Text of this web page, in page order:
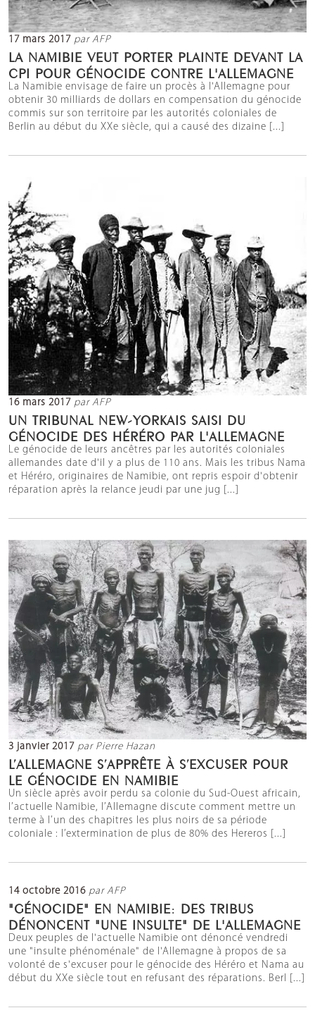
17 mars 2017 par AFP
LA NAMIBIE VEUT PORTER PLAINTE DEVANT LA
CPI POUR GÉNOCIDE CONTRE L'ALLEMAGNE
La Namibie envisage de faire un procès à l'Allemagne pour
obtenir 30 milliards de dollars en compensation du génocide
commis sur son territoire par les autorités coloniales de
Berlin au début du XXe siècle, qui a causé des dizaine [...]
16 mars 2017 par AFP
UN TRIBUNAL NEW-YORKAIS SAISI DU
GÉNOCIDE DES HÉRÉRO PAR L'ALLEMAGNE
Le génocide de leurs ancêtres par les autorités coloniales
allemandes date d'il y a plus de 110 ans. Mais les tribus Nama
et Héréro, originaires de Namibie, ont repris espoir d'obtenir
réparation après la relance jeudi par une jug [...]
3 janvier 2017 par Pierre Hazan
L’ALLEMAGNE S’APPRÊTE À S’EXCUSER POUR
LE GÉNOCIDE EN NAMIBIE
Un siècle après avoir perdu sa colonie du Sud-Ouest africain,
l’actuelle Namibie, l’Allemagne discute comment mettre un
terme à l’un des chapitres les plus noirs de sa période
coloniale : l’extermination de plus de 80% des Hereros [...]
14 octobre 2016 par AFP
"GÉNOCIDE" EN NAMIBIE: DES TRIBUS
DÉNONCENT "UNE INSULTE" DE L'ALLEMAGNE
Deux peuples de l'actuelle Namibie ont dénoncé vendredi
une "insulte phénoménale" de l'Allemagne à propos de sa
volonté de s'excuser pour le génocide des Héréro et Nama au
début du XXe siècle tout en refusant des réparations. Berl [...]